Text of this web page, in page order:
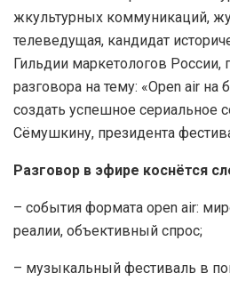
жкультурных коммуникаций,
телеведущая, кандидат
Гильдии маркетологов Ро­ссии,
разговора на тему: «Open air на
создать успешное сериальное
Сёмушкину, президента
Разговор в эфире коснётся
– события формата open air:
реалии, объективный спрос;
– музыкальный фестиваль в